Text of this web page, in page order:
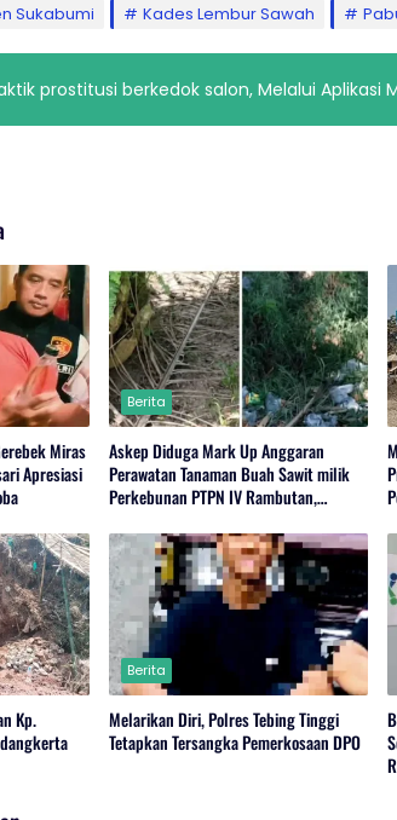
Sukabumi Kades Lembur Sawah
prostitusi berkedok salon, Melalui Aplikasi
Miras
Apresiasi
Berita
Askep Diduga Mark Up Anggaran
Perawatan Tanaman Buah Sawit milik
Perkebunan PTPN IV Rambutan,
Kp.
Berita
Melarikan Diri, Polres Tebing Tinggi
Tetapkan Tersangka Pemerkosaan DPO